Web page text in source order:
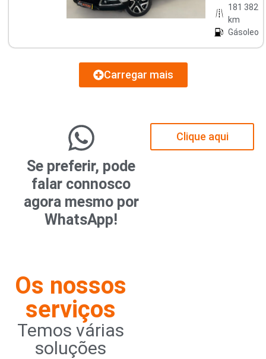
181 382
km
Gásoleo
Carregar mais
Se preferir, pode
falar connosco
agora mesmo por
WhatsApp!
Clique aqui
Os nossos
serviços
Temos várias
soluções